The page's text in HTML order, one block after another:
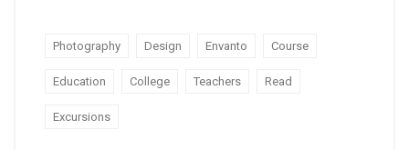
Photography Design Envanto Course
Education College Teachers Read
Excursions